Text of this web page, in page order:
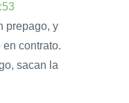
prepago, y
contrato.
sacan la